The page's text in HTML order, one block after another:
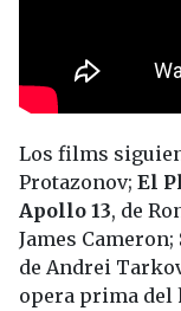
Los films
Protazonov; El
Apollo 13, de
James Cameron;
de Andrei
opera prima del